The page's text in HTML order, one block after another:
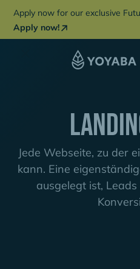
Apply now for our exclusive
Apply now!
Jede Webseite, zu der
kann. Eine
ausgelegt ist,